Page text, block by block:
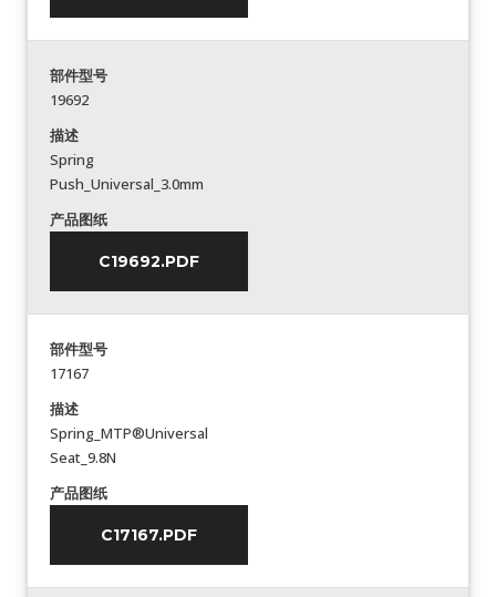
部件型号
19692
描述
Spring
Push_Universal_3.0mm
产品图纸
C19692.PDF
部件型号
17167
描述
Spring_MTP®Universal
Seat_9.8N
产品图纸
C17167.PDF